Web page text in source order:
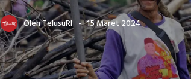
OlehTelusuRI 15 Maret 2024